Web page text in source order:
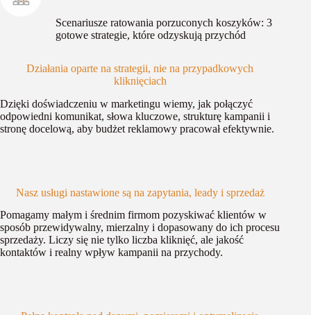
Scenariusze ratowania porzuconych koszyków: 3
gotowe strategie, które odzyskują przychód
Działania oparte na strategii, nie na przypadkowych
kliknięciach
Dzięki doświadczeniu w marketingu wiemy, jak połączyć
odpowiedni komunikat, słowa kluczowe, strukturę kampanii i
stronę docelową, aby budżet reklamowy pracował efektywnie.
Nasz usługi nastawione są na zapytania, leady i sprzedaż
Pomagamy małym i średnim firmom pozyskiwać klientów w
sposób przewidywalny, mierzalny i dopasowany do ich procesu
sprzedaży. Liczy się nie tylko liczba kliknięć, ale jakość
kontaktów i realny wpływ kampanii na przychody.